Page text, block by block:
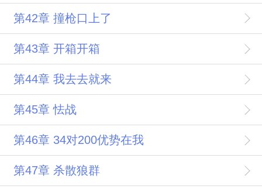
第42章 撞枪口上了
第43章 开箱开箱
第44章 我去去就来
第45章 怯战
第46章 34对200优势在我
第47章 杀散狼群